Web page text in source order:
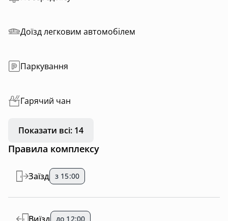
Доїзд легковим автомобілем
Паркування
Гарячий чан
Показати всі: 14
Правила комплексу
Заїзд з 15:00
до 12:00